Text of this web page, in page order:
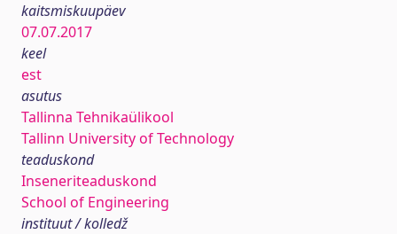
kaitsmiskuupäev
07.07.2017
keel
est
asutus
Tallinna Tehnikaülikool
Tallinn University of Technology
teaduskond
Inseneriteaduskond
School of Engineering
instituut / kolledž